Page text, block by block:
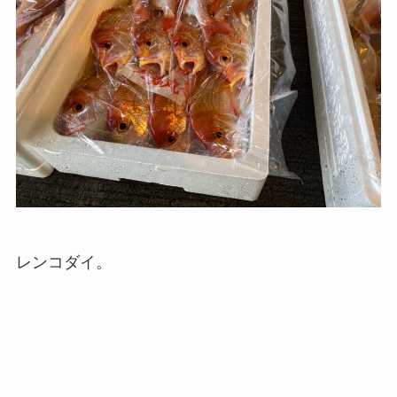
レンコダイ。